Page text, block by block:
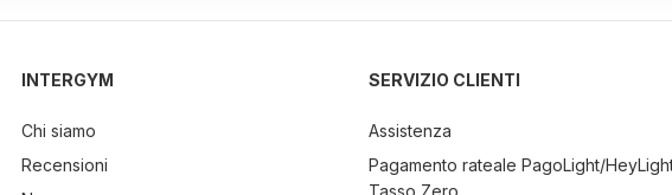
informazioni sul modo in cui utilizza il nostro sito con i nostri partner che si
dei loro servizi.
INTERGYM
Chi siamo
Recensioni
SERVIZIO CLIENTI
Assistenza
Pagamento rateale PagoLight/
Tasso Zero